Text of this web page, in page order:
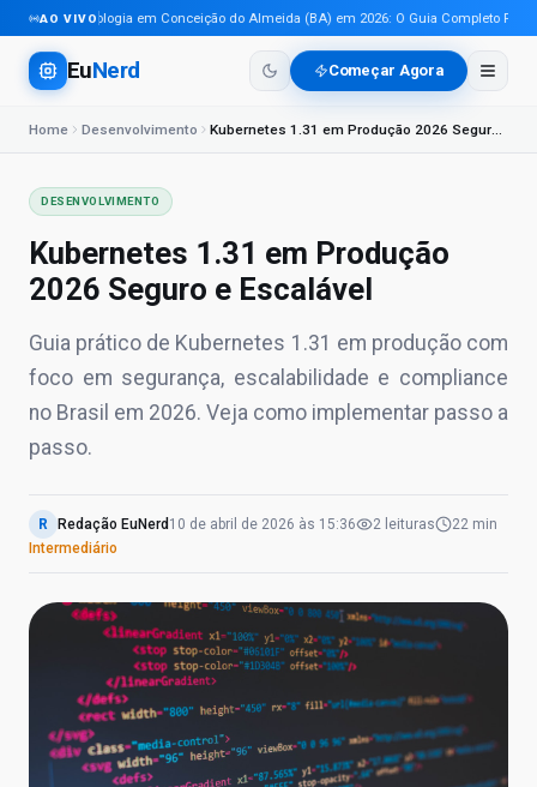
AO VIVO
Tecnologia em Conceição do Almeida (BA) em 2026: O Guia Completo Para
EuNerd Começar Agora
Home Desenvolvimento Kubernetes 1.31 em Produção 2026 Seguro e Escalável
DESENVOLVIMENTO
Kubernetes 1.31 em Produção
2026 Seguro e Escalável
Guia prático de Kubernetes 1.31 em produção com
foco em segurança, escalabilidade e compliance
no Brasil em 2026. Veja como implementar passo a
passo.
R Redação EuNerd 10 de abril de 2026 às 15:36 2 leituras
22 min
Intermediário